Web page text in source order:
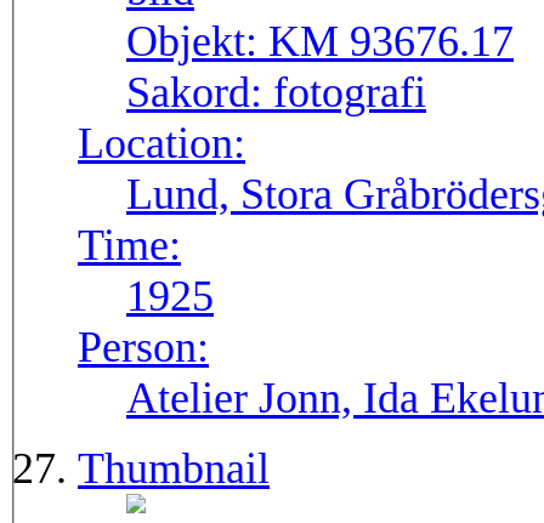
Objekt: KM 93676.17
Sakord: fotografi
Location:
Lund, Stora
Time:
1925
Person:
Atelier Jonn, Ida
Thumbnail